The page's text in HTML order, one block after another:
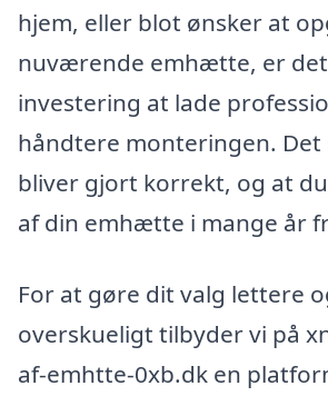
hjem, eller blot ønsker at
nuværende emhætte, er
investering at lade
håndtere monteringen. Det
bliver gjort korrekt, og at
af din emhætte i mange år
For at gøre dit valg lettere
overskueligt tilbyder vi på
af-emhtte-0xb.dk en